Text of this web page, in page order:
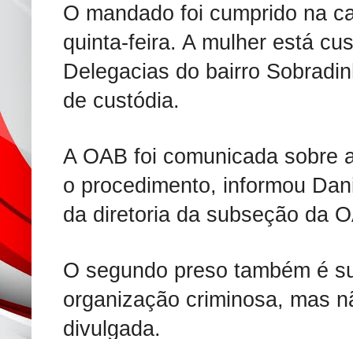
O mandado foi cumprido na
quinta-feira. A mulher está
Delegacias do bairro
de custódia.
A OAB foi comunicada sobre
o procedimento, informou
da diretoria da subseção da
O segundo preso também é
organização criminosa, mas
divulgada.